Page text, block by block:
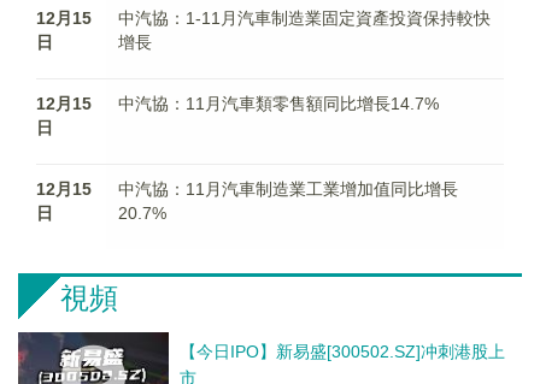
12月15
日
中汽協：1-11月汽車制造業固定資產投資保持較快
增長
12月15
日
中汽協：11月汽車類零售額同比增長14.7%
12月15
日
中汽協：11月汽車制造業工業增加值同比增長
20.7%
視頻
【今日IPO】新易盛[300502.SZ]冲刺港股上
市